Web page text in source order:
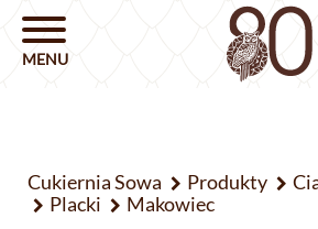
Cukiernia Sowa Produkty
Placki
Makowiec